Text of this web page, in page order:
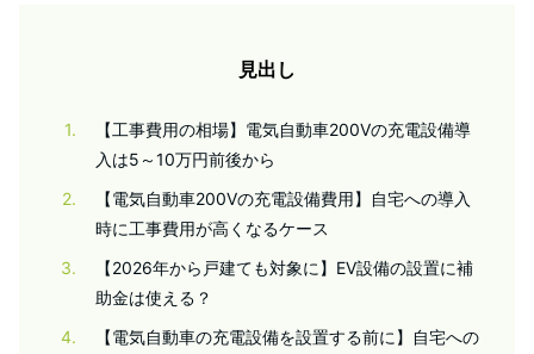
見出し
1
【工事費用の相場】電気自動車200Vの充電設備導
入は5～10万円前後から
2
【電気自動車200Vの充電設備費用】自宅への導入
時に工事費用が高くなるケース
3
【2026年から戸建ても対象に】EV設備の設置に補
助金は使える？
4
【電気自動車の充電設備を設置する前に】自宅への